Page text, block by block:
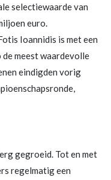
selectiewaarde van
euro.
Ioannidis is met een
meest waardevolle
eindigden vorig
gegroeid. Tot en met
regelmatig een